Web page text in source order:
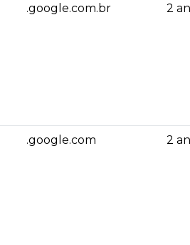
.google.com.br 2
.google.com 2